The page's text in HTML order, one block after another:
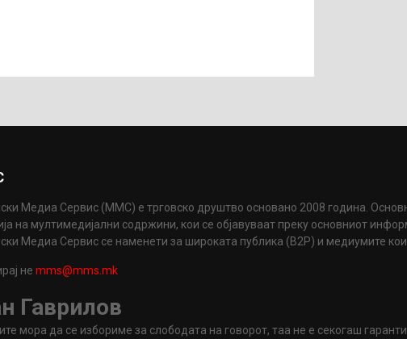
Медиа Сервис (ММС) е трговско друштво основано 2008 година.
на мултимедијални содржини, кои се објавуваат преку основниот
Медиа Сервис се наменети за широката публика (B2P) и медиумите кои
неmms@mms.mk
Гаврилов
мора да се избориме за слободата на говорот, таа не е секогаш